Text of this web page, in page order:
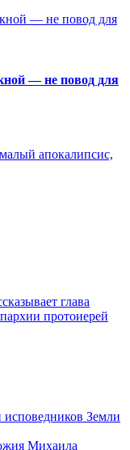
— не повод для
апокалипсис,
глава
протоиерей